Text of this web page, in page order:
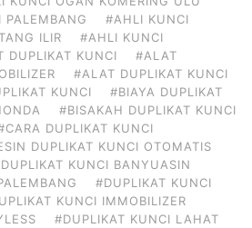
#AHLI KUNCI
ILIR
#AHLI KUNCI
DUPLIKAT KUNCI
#ALAT
#ALAT DUPLIKAT KUNCI
KUNCI
#BIAYA DUPLIKAT
#BISAKAH DUPLIKAT KUNCI
DUPLIKAT KUNCI
DUPLIKAT KUNCI OTOMATIS
KUNCI BANYUASIN
#DUPLIKAT KUNCI
KUNCI IMMOBILIZER
#DUPLIKAT KUNCI LAHAT